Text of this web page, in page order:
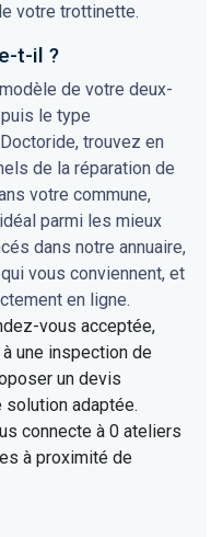
votre trottinette.
t-il ?
de votre deux-
le type
trouvez en
de la réparation de
votre commune,
parmi les mieux
dans notre annuaire,
vous conviennent, et
en ligne.
vous acceptée,
une inspection de
un devis
adaptée.
connecte à 0 ateliers
à proximité de